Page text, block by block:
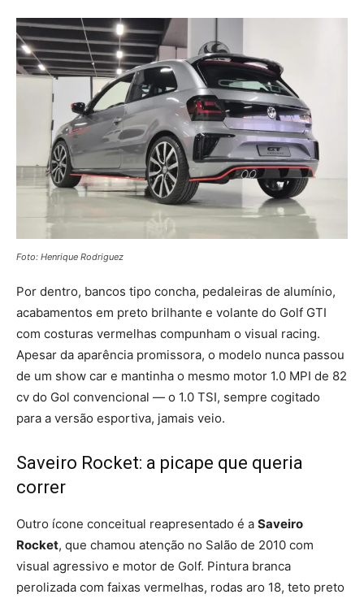
Foto: Henrique Rodriguez
Por dentro, bancos tipo concha, pedaleiras de alumínio,
acabamentos em preto brilhante e volante do Golf GTI
com costuras vermelhas compunham o visual racing.
Apesar da aparência promissora, o modelo nunca passou
de um show car e mantinha o mesmo motor 1.0 MPI de 82
cv do Gol convencional — o 1.0 TSI, sempre cogitado
para a versão esportiva, jamais veio.
Saveiro Rocket: a picape que queria
correr
Outro ícone conceitual reapresentado é a Saveiro
Rocket, que chamou atenção no Salão de 2010 com
visual agressivo e motor de Golf. Pintura branca
perolizada com faixas vermelhas, rodas aro 18, teto preto